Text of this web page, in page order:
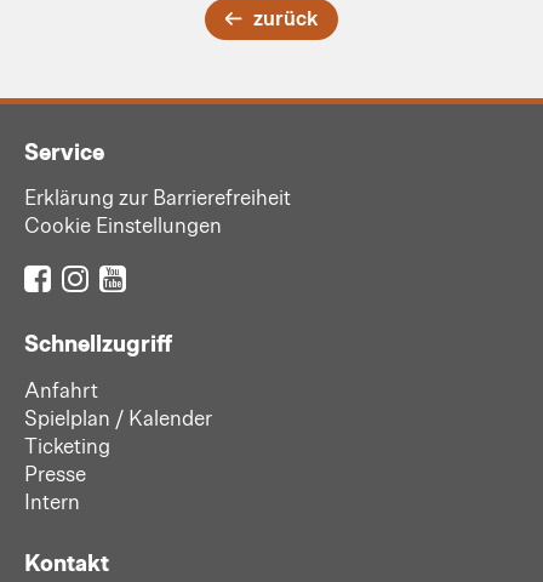
zurück
Service
Erklärung zur Barrierefreiheit
Cookie Einstellungen
Schnellzugriff
Anfahrt
Spielplan / Kalender
Ticketing
Presse
Intern
Kontakt